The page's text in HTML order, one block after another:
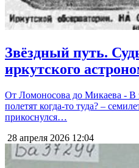
Звёздный путь.
иркутского
От Ломоносова до Микаева - В
полетят когда-то туда? –
прикоснулся…
28 апреля 2026 12:04